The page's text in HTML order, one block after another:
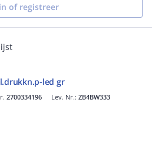
of registreer
led gr
2700334196 Lev. Nr.: ZB4BW333